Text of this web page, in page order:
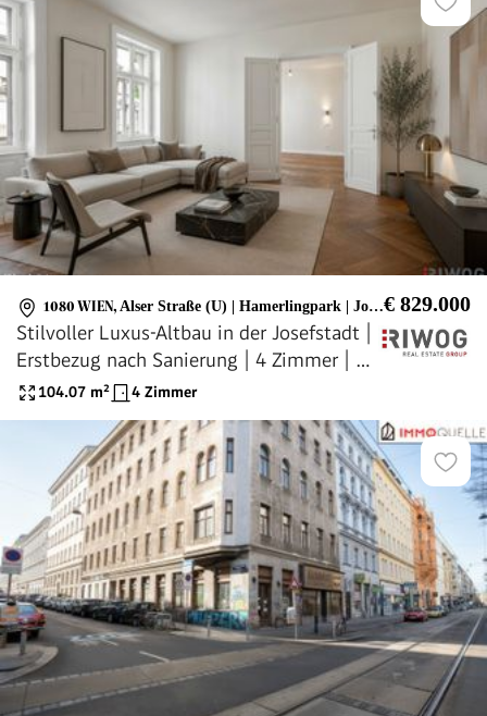
1080 WIEN, Alser Straße (U) | Hamerlingpark | Josefstäder Straße (U) € 829.000
Stilvoller Luxus-Altbau in der Josefstadt |
Erstbezug nach Sanierung | 4 Zimmer | 2
Bäder | Separate Küche | Teils Hoflage |
104.07 m² 4 Zimmer